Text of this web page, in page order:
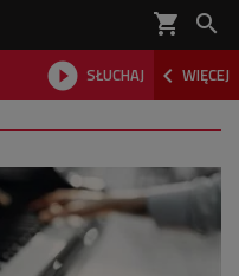
shopping_cart 
 SŁUCHAJ  WIĘCEJ
